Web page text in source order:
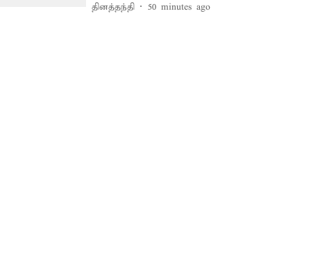
தினத்தந்தி 50 minutes ago